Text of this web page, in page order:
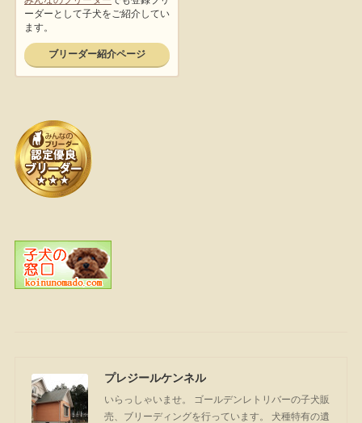
プレジールケンネル
いらっしゃいませ。 ゴールデンレトリバーの子犬販
売、ブリーディングを行っています。 犬種特有の遺